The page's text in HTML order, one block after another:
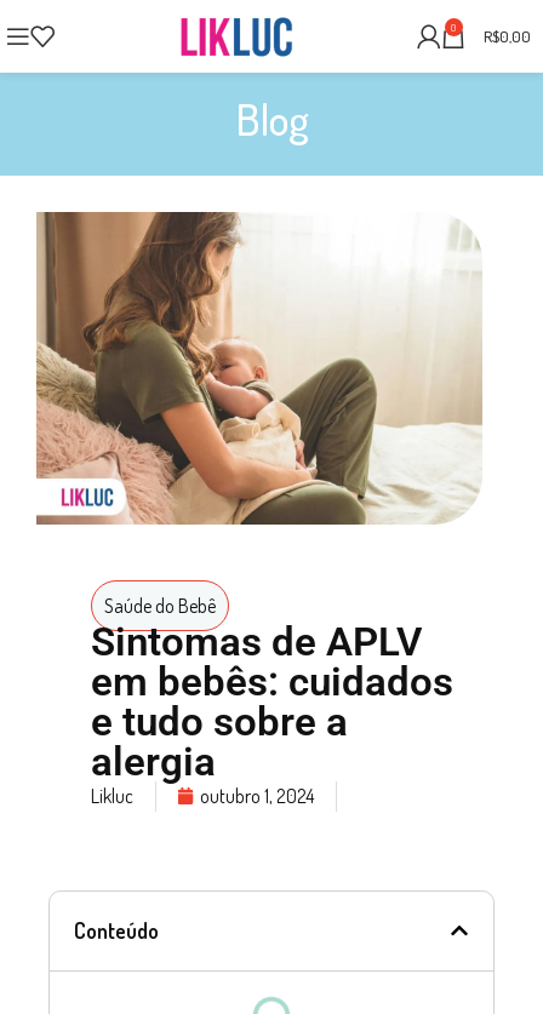
0 R$0,00
Blog
Saúde do Bebê
Sintomas de APLV
em bebês: cuidados
e tudo sobre a
alergia
Likluc outubro 1, 2024
Conteúdo